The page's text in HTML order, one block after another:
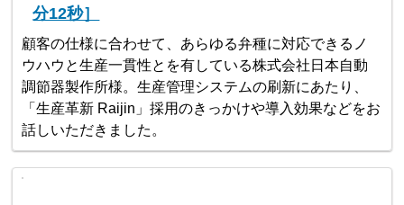
分12秒］
顧客の仕様に合わせて、あらゆる弁種に対応できるノ
ウハウと生産一貫性とを有している株式会社日本自動
調節器製作所様。生産管理システムの刷新にあたり、
「生産革新 Raijin」採用のきっかけや導入効果などをお
話しいただきました。